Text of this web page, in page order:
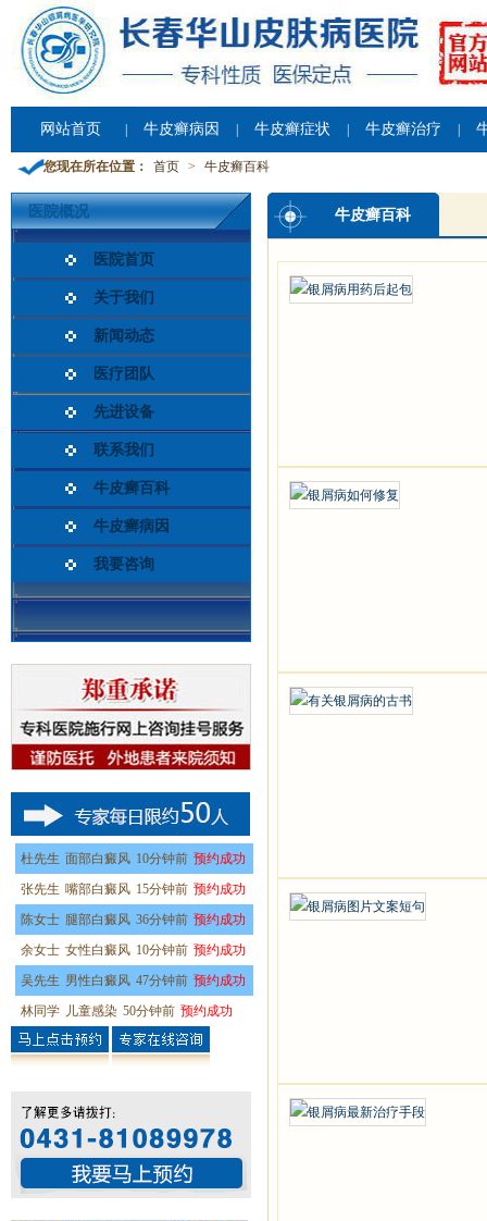
网站首页 牛皮癣病因 牛皮癣症状 牛皮癣治疗
您现在所在位置： 首页 > 牛皮癣百科
医院概况
医院首页
关于我们
新闻动态
医疗团队
先进设备
联系我们
牛皮癣百科
牛皮癣病因
我要咨询
杜先生 面部白癜风 10分钟前 预约成功
张先生 嘴部白癜风 15分钟前 预约成功
陈女士 腿部白癜风 36分钟前 预约成功
余女士 女性白癜风 10分钟前 预约成功
吴先生 男性白癜风 47分钟前 预约成功
林同学 儿童感染 50分钟前 预约成功
牛皮癣百科